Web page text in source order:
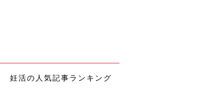
妊活の人気記事ランキング